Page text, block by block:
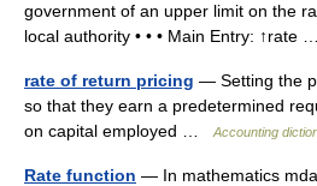
government of an upper limit on the
local authority • • • Main Entry: ↑rate
rate of return pricing — Setting the
so that they earn a predetermined
on capital employed …
Accounting
Rate function — In mathematics